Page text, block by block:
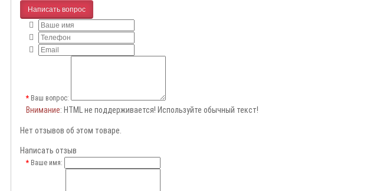
Написать вопрос
Ваш вопрос:
Внимание: HTML не поддерживается! Используйте обычный текст!
Нет отзывов об этом товаре.
Написать отзыв
Ваше имя: